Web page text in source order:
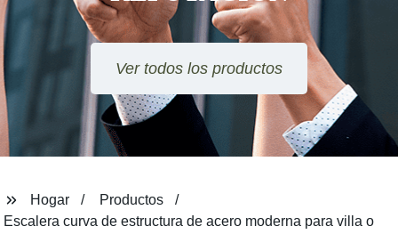
Ver todos los productos
Hogar
Productos
Escalera curva de estructura de acero moderna para villa o